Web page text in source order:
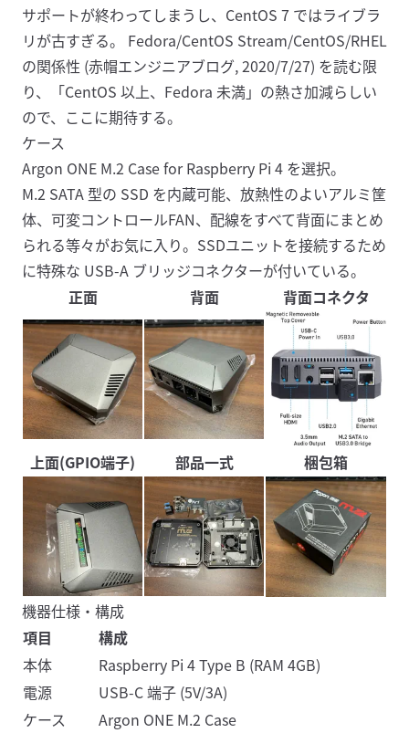
サポートが終わってしまうし、CentOS 7 ではライブラ
リが古すぎる。 Fedora/CentOS Stream/CentOS/RHEL
の関係性 (赤帽エンジニアブログ, 2020/7/27) を読む限
り、「CentOS 以上、Fedora 未満」の熱さ加減らしい
ので、ここに期待する。
ケース
Argon ONE M.2 Case for Raspberry Pi 4 を選択。
M.2 SATA 型の SSD を内蔵可能、放熱性のよいアルミ筐
体、可変コントロールFAN、配線をすべて背面にまとめ
られる等々がお気に入り。SSDユニットを接続するため
に特殊な USB-A ブリッジコネクターが付いている。
正面
背面 背面コネクタ
上面(GPIO端子) 部品一式 梱包箱
機器仕様・構成
項目
構成
本体
Raspberry Pi 4 Type B (RAM 4GB)
電源
USB-C 端子 (5V/3A)
ケース
Argon ONE M.2 Case